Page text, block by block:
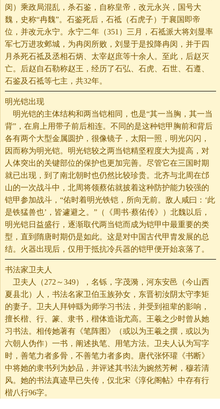
闵）乘政局混乱，杀石鉴，自称皇帝，改元永兴，国号大
魏，史称“冉魏”。石鉴死后，石祗（石虎子）于襄国即帝
位，并改元永宁。永宁二年（351）三月，石祗派大将刘显率
军七万进攻邺城，为冉闵所败，刘显于是投降冉闵，并于四
月杀死石祗及丞相石炳、太宰赵庶等十余人。至此，后赵灭
亡。后赵自石勒称赵王，经历了石弘、石虎、石世、石遵、
石鉴及石祗等七主，共32年。
明光铠出现
明光铠的主体结构和两当铠相同，也是“其一当胸，其一当
背”，在肩上用带子前后相连。不同的是这种铠甲胸前和背后
各有两个大型金属圆护，很像镜子，太阳一照，明光闪闪，
因而称为明光铠。明光铠较之两当铠精坚程度大为提高，对
人体突出的关键部位的保护也更加完善。尽管它在三国时期
就已出现，到了南北朝时也仍然比较珍贵。北齐与北周在邙
山的一次战斗中，北周将领蔡佑就披着这种防护能力较强的
铠甲参加战斗，“佑时着明光铁铠，所向无前。敌人咸曰：‘此
是铁猛兽也’，皆遽避之。”（《周书·蔡佑传》）北魏以后，
明光铠日益盛行，逐渐取代两当铠而成为铠甲中最重要的类
型，直到隋唐时期仍是如此。这是对中国古代甲胄发展的总
结。火器出现后，仅用于抵抗冷兵器的铠甲便开始哀落了。
书法家卫夫人
卫夫人（272～349），名铄，字茂漪，河东安邑（今山西
夏县北）人，书法名家卫伯玉族孙女，东晋初汝阴太守李矩
的妻子。卫夫人拜钟繇为师学习书法，并受到祖辈的影响，
擅长楷、行、篆、隶书，楷体造诣尤高。王羲之少时曾从她
习书法。相传她著有《笔阵图》（或以为王羲之撰，或以为
六朝人伪作）一书，阐述执笔、用笔方法。卫夫人认为写字
时，善笔力者多骨，不善笔力者多肉。唐代张怀瓘《书断》
中将她的隶书列为妙品，并评述其书法为婉然芳树，穆若清
风。她的书法真迹早已失传，仅北宋《淳化阁帖》中存有行
楷八行96字。